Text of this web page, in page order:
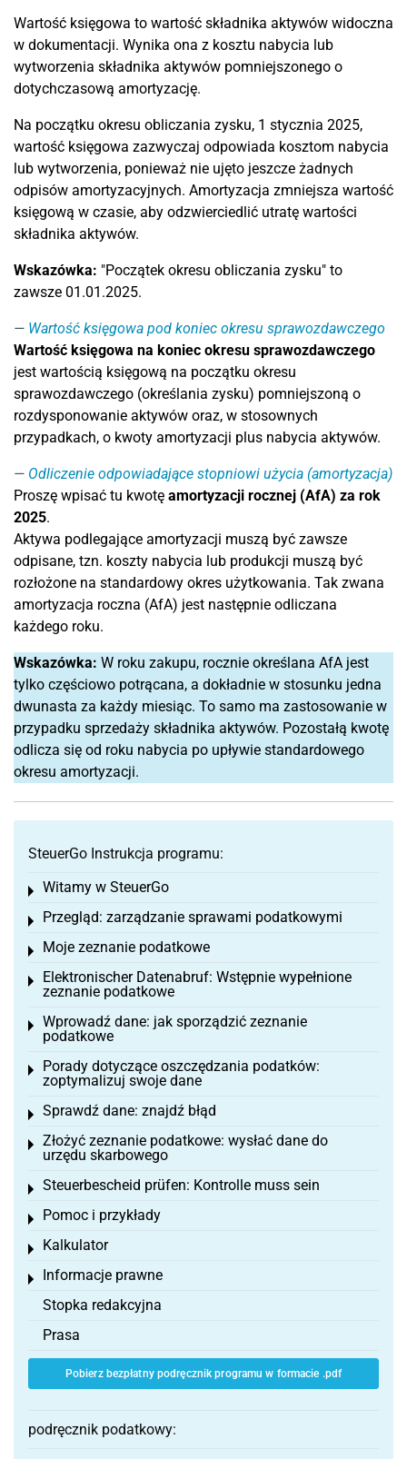
Wartość księgowa to wartość składnika aktywów widoczna
w dokumentacji. Wynika ona z kosztu nabycia lub
wytworzenia składnika aktywów pomniejszonego o
dotychczasową amortyzację.
Na początku okresu obliczania zysku, 1 stycznia 2025,
wartość księgowa zazwyczaj odpowiada kosztom nabycia
lub wytworzenia, ponieważ nie ujęto jeszcze żadnych
odpisów amortyzacyjnych. Amortyzacja zmniejsza wartość
księgową w czasie, aby odzwierciedlić utratę wartości
składnika aktywów.
Wskazówka: "Początek okresu obliczania zysku" to
zawsze 01.01.2025.
Wartość księgowa pod koniec okresu sprawozdawczego
Wartość księgowa na koniec okresu sprawozdawczego
jest wartością księgową na początku okresu
sprawozdawczego (określania zysku) pomniejszoną o
rozdysponowanie aktywów oraz, w stosownych
przypadkach, o kwoty amortyzacji plus nabycia aktywów.
Odliczenie odpowiadające stopniowi użycia (amortyzacja)
Proszę wpisać tu kwotę amortyzacji rocznej (AfA) za rok
2025.
Aktywa podlegające amortyzacji muszą być zawsze
odpisane, tzn. koszty nabycia lub produkcji muszą być
rozłożone na standardowy okres użytkowania. Tak zwana
amortyzacja roczna (AfA) jest następnie odliczana
każdego roku.
Wskazówka: W roku zakupu, rocznie określana AfA jest
tylko częściowo potrącana, a dokładnie w stosunku jedna
dwunasta za każdy miesiąc. To samo ma zastosowanie w
przypadku sprzedaży składnika aktywów. Pozostałą kwotę
odlicza się od roku nabycia po upływie standardowego
okresu amortyzacji.
SteuerGo Instrukcja programu:
Witamy w SteuerGo
Toggle menu
Przegląd: zarządzanie sprawami podatkowymi
Toggle menu
Moje zeznanie podatkowe
Toggle menu
Elektronischer Datenabruf: Wstępnie wypełnione
zeznanie podatkowe
Toggle menu
Wprowadź dane: jak sporządzić zeznanie
podatkowe
Toggle menu
Porady dotyczące oszczędzania podatków:
zoptymalizuj swoje dane
Toggle menu
Sprawdź dane: znajdź błąd
Toggle menu
Złożyć zeznanie podatkowe: wysłać dane do
urzędu skarbowego
Toggle menu
Steuerbescheid prüfen: Kontrolle muss sein
Toggle menu
Pomoc i przykłady
Toggle menu
Kalkulator
Toggle menu
Informacje prawne
Toggle menu
Stopka redakcyjna
Prasa
Pobierz bezpłatny podręcznik programu w formacie .pdf
podręcznik podatkowy: